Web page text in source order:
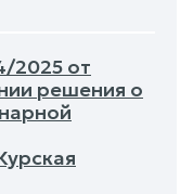
2025 от
решения о